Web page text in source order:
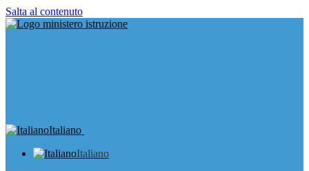
Salta al contenuto
Italiano
Italiano